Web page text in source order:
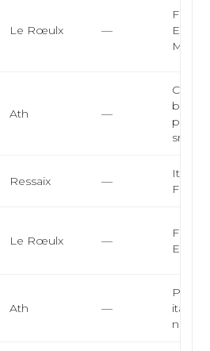
Le Rœulx —
Ath —
bowl
Ressaix —
Le Rœulx —
Ath —